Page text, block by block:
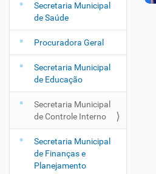
Secretaria Municipal
de Saúde
Procuradora Geral
Secretaria Municipal
de Educação
Secretaria Municipal
de Controle Interno
Secretaria Municipal
de Finanças e
Planejamento